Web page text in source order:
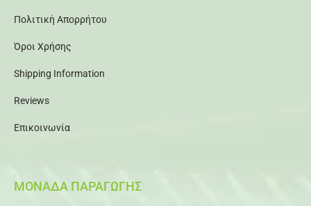
Πολιτική Απορρήτου
Όροι Χρήσης
Shipping Information
Reviews
Επικοινωνία
ΜΟΝΑΔΑ ΠΑΡΑΓΩΓΗΣ